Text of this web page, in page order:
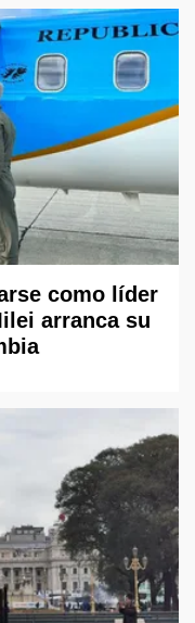
como líder
arranca su